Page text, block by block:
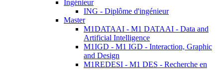
Ingénieur
ING - Diplôme d'ingénieur
Master
M1DATAAI - M1 DATAAI - Data and
Artificial Intelligence
M1IGD - M1 IGD - Interaction, Graphic
and Design
M1REDESI - M1 DES - Recherche en